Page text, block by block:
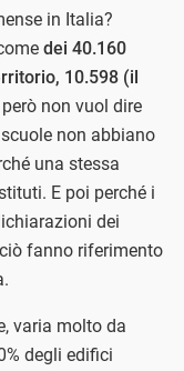
in Italia?
dei 40.160
10.598 (il
non vuol dire
non abbiano
una stessa
E poi perché i
dei
fanno riferimento
varia molto da
degli edifici